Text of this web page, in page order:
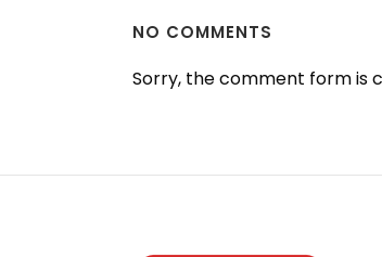
NO COMMENTS
Sorry, the comment form is